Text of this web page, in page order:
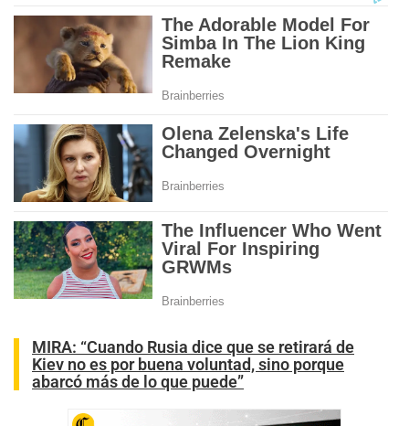
MIRA: “Cuando Rusia dice que se retirará de
Kiev no es por buena voluntad, sino porque
abarcó más de lo que puede”